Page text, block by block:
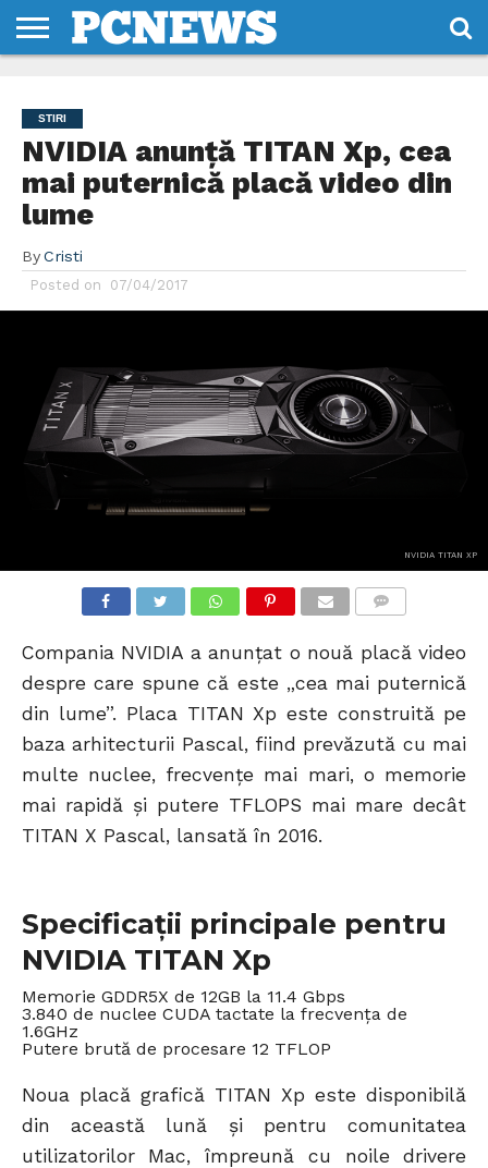
NOI
SI
CONDITII
STIRI
NVIDIA anunță TITAN Xp, cea
mai puternică placă video din
lume
By Cristi
Posted on 07/04/2017
NVIDIA TITAN XP
Compania NVIDIA a anunțat o nouă placă video
despre care spune că este „cea mai puternică
din lume”. Placa TITAN Xp este construită pe
baza arhitecturii Pascal, fiind prevăzută cu mai
multe nuclee, frecvențe mai mari, o memorie
mai rapidă și putere TFLOPS mai mare decât
TITAN X Pascal, lansată în 2016.
Specificații principale pentru
NVIDIA TITAN Xp
Memorie GDDR5X de 12GB la 11.4 Gbps
3.840 de nuclee CUDA tactate la frecvența de
1.6GHz
Putere brută de procesare 12 TFLOP
Noua placă grafică TITAN Xp este disponibilă
din această lună și pentru comunitatea
utilizatorilor Mac, împreună cu noile drivere